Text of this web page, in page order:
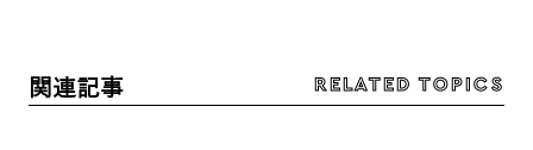
関連記事 RELATED TOPICS